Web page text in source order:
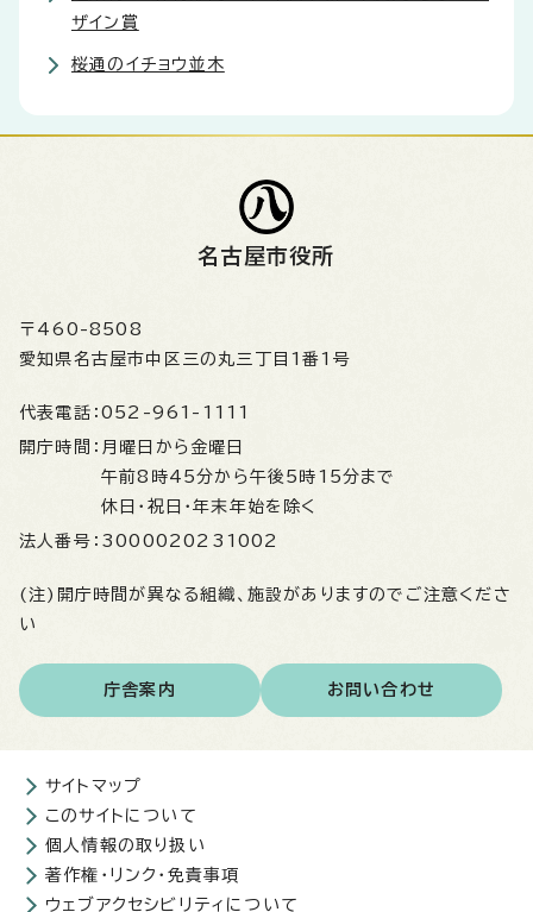
ザイン賞
桜通のイチョウ並木
名古屋市役所
〒460-8508
愛知県名古屋市中区三の丸三丁目1番1号
代表電話： 052-961-1111
開庁時間： 月曜日から金曜日
午前8時45分から午後5時15分まで
休日・祝日・年末年始を除く
法人番号： 3000020231002
(注)開庁時間が異なる組織、施設がありますのでご注意くださ
い
庁舎案内 お問い合わせ
サイトマップ
このサイトについて
個人情報の取り扱い
著作権・リンク・免責事項
ウェブアクセシビリティについて